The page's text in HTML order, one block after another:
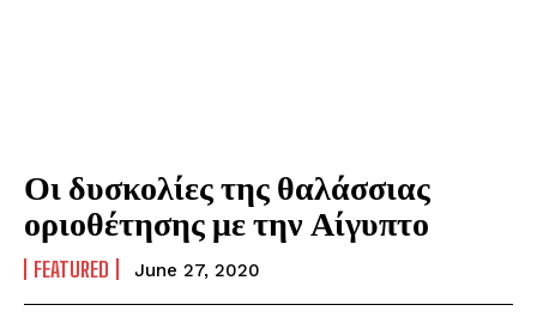
Οι δυσκολίες της θαλάσσιας
οριοθέτησης με την Αίγυπτο
FEATURED June 27, 2020